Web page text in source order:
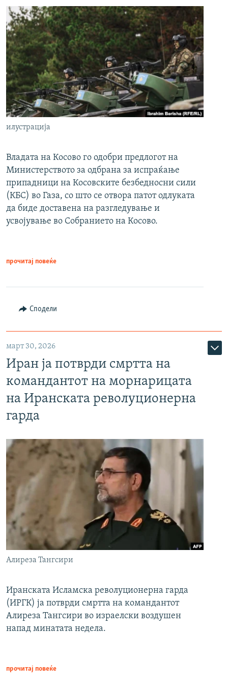
илустрација
Владата на Косово го одобри предлогот на
Министерството за одбрана за испраќање
припадници на Косовските безбедносни сили
(КБС) во Газа, со што се отвора патот одлуката
да биде доставена на разгледување и
усвојување во Собранието на Косово.
прочитај повеќе
Сподели
март 30, 2026
Иран ја потврди смртта на
командантот на морнарицата
на Иранската револуционерна
гарда
Алиреза Тангсири
Иранската Исламска револуционерна гарда
(ИРГК) ја потврди смртта на командантот
Алиреза Тангсири во израелски воздушен
напад минатата недела.
прочитај повеќе